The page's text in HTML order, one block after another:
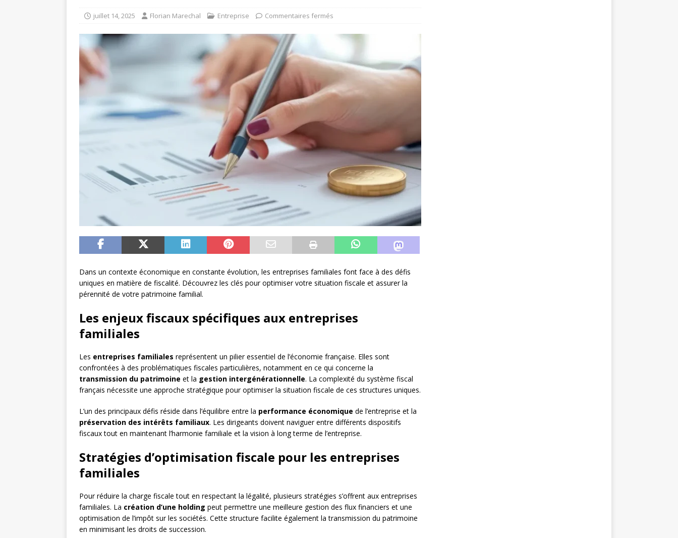
juillet 14, 2025 Florian Marechal Entreprise Commentaires fermés
Dans un contexte économique en constante évolution, les entreprises familiales font face à des défis
uniques en matière de fiscalité. Découvrez les clés pour optimiser votre situation fiscale et assurer la
pérennité de votre patrimoine familial.
Les enjeux fiscaux spécifiques aux entreprises
familiales
Les entreprises familiales représentent un pilier essentiel de l’économie française. Elles sont
confrontées à des problématiques fiscales particulières, notamment en ce qui concerne la
transmission du patrimoine et la gestion intergénérationnelle. La complexité du système fiscal
français nécessite une approche stratégique pour optimiser la situation fiscale de ces structures uniques.
L’un des principaux défis réside dans l’équilibre entre la performance économique de l’entreprise et la
préservation des intérêts familiaux. Les dirigeants doivent naviguer entre différents dispositifs
fiscaux tout en maintenant l’harmonie familiale et la vision à long terme de l’entreprise.
Stratégies d’optimisation fiscale pour les entreprises
familiales
Pour réduire la charge fiscale tout en respectant la légalité, plusieurs stratégies s’offrent aux entreprises
familiales. La création d’une holding peut permettre une meilleure gestion des flux financiers et une
optimisation de l’impôt sur les sociétés. Cette structure facilite également la transmission du patrimoine
en minimisant les droits de succession.